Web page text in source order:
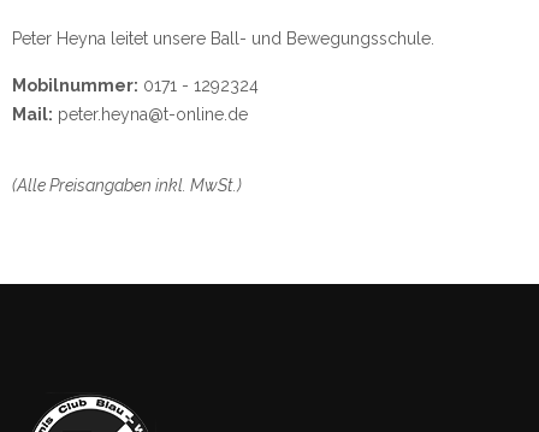
Peter Heyna leitet unsere Ball- und Bewegungsschule.
Mobilnummer: 0171 - 1292324
Mail: peter.heyna@t-online.de
(Alle Preisangaben inkl. MwSt.)